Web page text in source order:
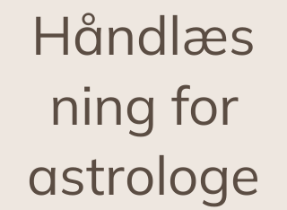
Håndlæs
ning for
astrologe